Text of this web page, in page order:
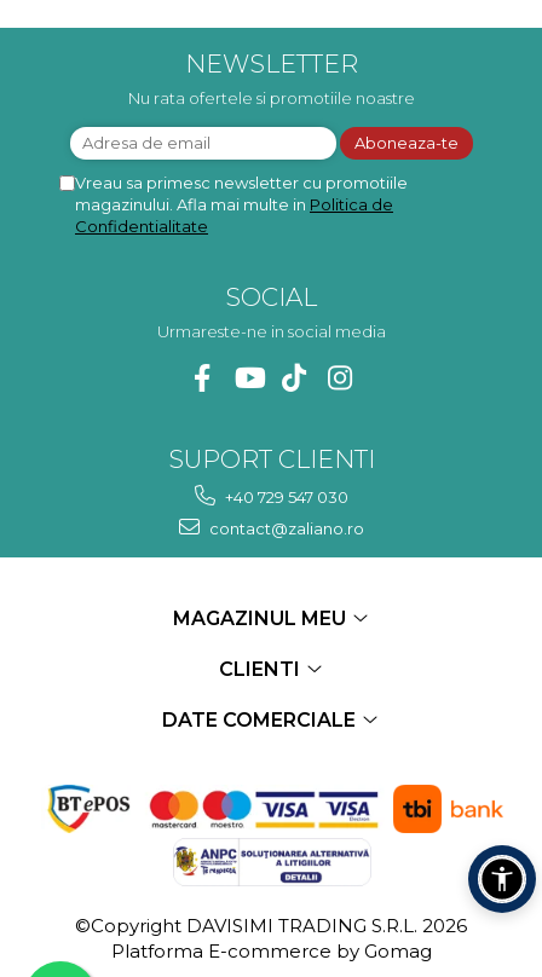
NEWSLETTER
Nu rata ofertele si promotiile noastre
Vreau sa primesc newsletter cu promotiile
magazinului. Afla mai multe in Politica de
Confidentialitate
SOCIAL
Urmareste-ne in social media
SUPORT CLIENTI
+40 729 547 030
contact@zaliano.ro
MAGAZINUL MEU
CLIENTI
DATE COMERCIALE
©Copyright DAVISIMI TRADING S.R.L. 2026
Platforma E-commerce by Gomag